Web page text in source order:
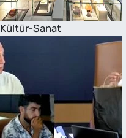
Kültür-Sanat